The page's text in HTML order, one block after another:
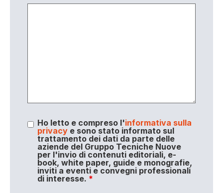
Ho letto e compreso l'informativa sulla
privacye sono stato informato sul
trattamento dei dati da parte delle
aziende del Gruppo Tecniche Nuove
per l'invio di contenuti editoriali, e-
book, white paper, guide e monografie,
inviti a eventi e convegni professionali
di interesse. *